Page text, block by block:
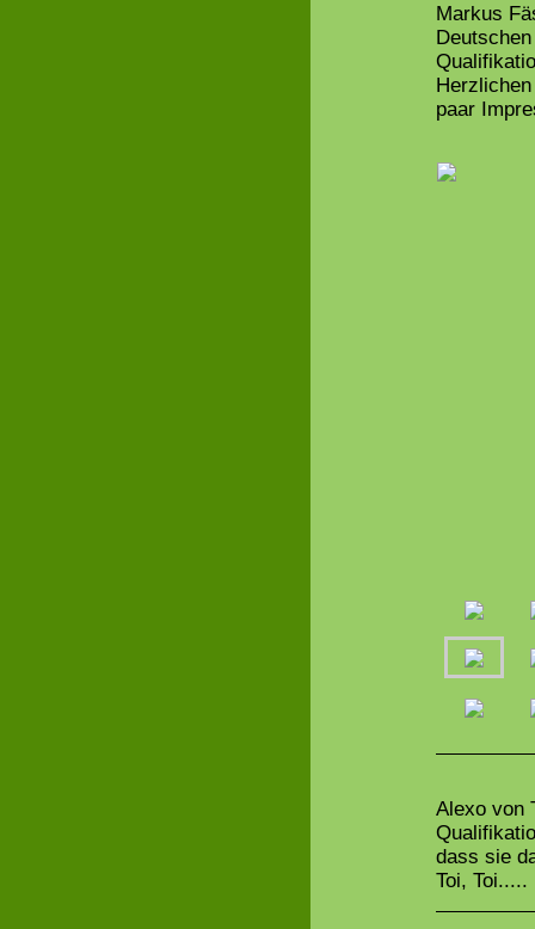
Markus
paar
Alexo von
dass sie
Toi, Toi.....